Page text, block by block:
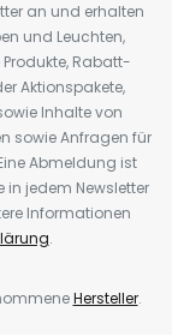
an und erhalten
und Leuchten,
Rabatt-
Aktionspakete,
Inhalte von
sowie Anfragen für
Abmeldung ist
in jedem Newsletter
Informationen
.
Hersteller.